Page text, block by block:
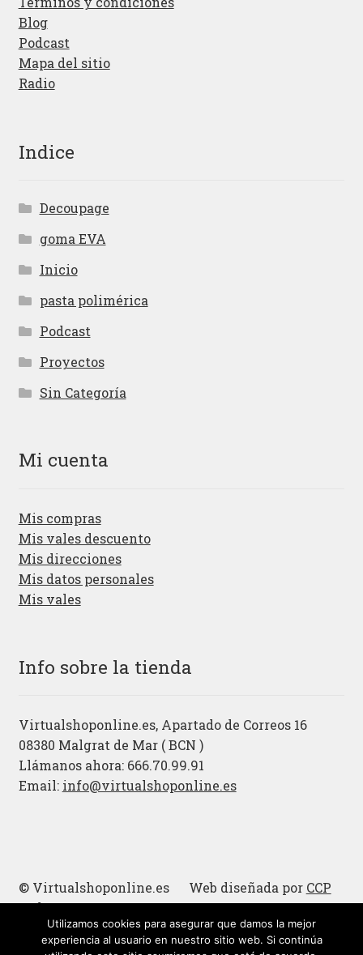
Blog
Podcast
Mapa del sitio
Radio
Indice
Decoupage
goma EVA
Inicio
pasta polimérica
Podcast
Proyectos
Sin Categoría
Mi cuenta
Mis compras
Mis vales descuento
Mis direcciones
Mis datos personales
Mis vales
Info sobre la tienda
Virtualshoponline.es, Apartado de Correos 16
08380 Malgrat de Mar ( BCN )
Llámanos ahora: 666.70.99.91
Email: info@virtualshoponline.es
© Virtualshoponline.es Web diseñada por CCP
Cadena
Cucharas de madera
Utilizamos cookies para asegurar que damos la mejor
experiencia al usuario en nuestro sitio web. Si continúa